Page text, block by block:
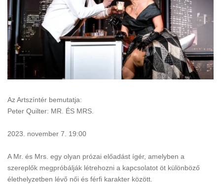
Az Artszíntér bemutatja:
Peter Quilter: MR. ÉS MRS.
2023. november 7. 19:00
A Mr. és Mrs. egy olyan prózai előadást ígér, amelyben a
szereplők megpróbálják létrehozni a kapcsolatot öt különböző
élethelyzetben lévő női és férfi karakter között.